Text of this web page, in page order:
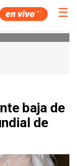
☰
baja de
de